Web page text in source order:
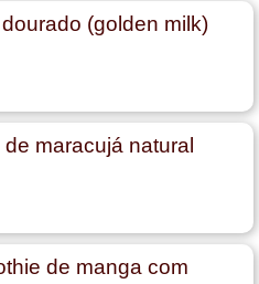
(golden milk)
de maracujá natural
de manga com